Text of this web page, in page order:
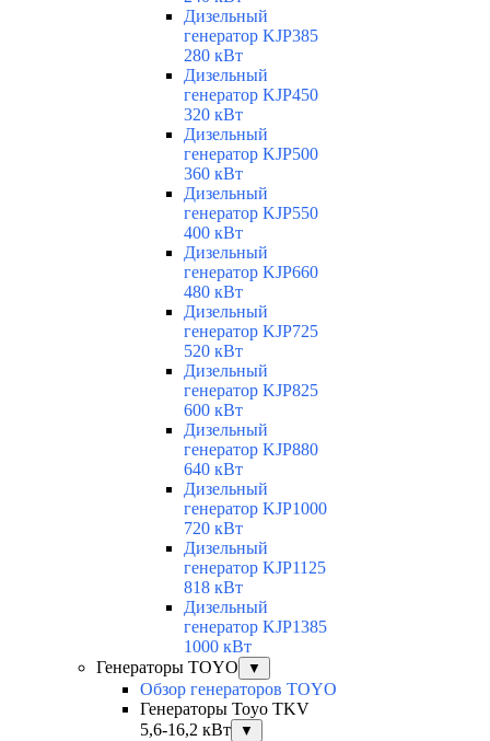
Дизельный
генератор KJP385
280 кВт
Дизельный
генератор KJP450
320 кВт
Дизельный
генератор KJP500
360 кВт
Дизельный
генератор KJP550
400 кВт
Дизельный
генератор KJP660
480 кВт
Дизельный
генератор KJP725
520 кВт
Дизельный
генератор KJP825
600 кВт
Дизельный
генератор KJP880
640 кВт
Дизельный
генератор KJP1000
720 кВт
Дизельный
генератор KJP1125
818 кВт
Дизельный
генератор KJP1385
1000 кВт
Генераторы TOYO
▼
Обзор генераторов TOYO
Генераторы Toyo TKV
5,6-16,2 кВт
▼